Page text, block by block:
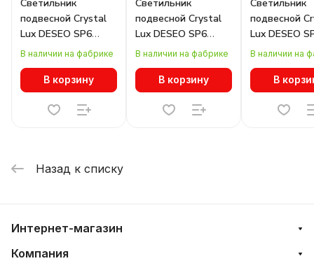
Светильник
подвесной Crystal
Lux DESEO SP6
D460 SILVER
В наличии на фабрике
В корзину
Светильник
подвесной Crystal
Lux DESEO SP6
D460 GOLD
В наличии на фабрике
В корзину
Светильник
подвесной
Lux DESEO
L1400 GOLD
В наличии на
В
Назад к списку
Интернет-магазин
Компания